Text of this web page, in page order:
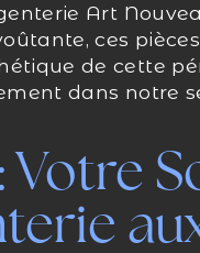
Art
ces
de cette
dans notre
Votre